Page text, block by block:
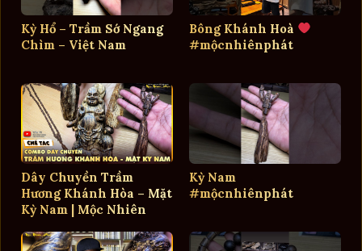
Kỳ Hổ – Trầm Sớ Ngang
Chìm – Việt Nam
Bông Khánh Hoà
#mộcnhiênphát
Dây Chuyền Trầm
Hương Khánh Hòa – Mặt
Kỳ Nam | Mộc Nhiên
Kỳ Nam
#mộcnhiênphát